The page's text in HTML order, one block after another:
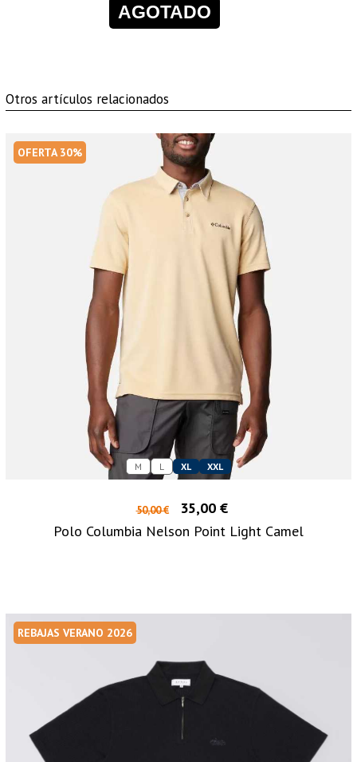
AGOTADO
Otros artículos relacionados
OFERTA 30%
M L XL XXL
50,00 €
35,00 €
Polo Columbia Nelson Point Light Camel
REBAJAS VERANO 2026